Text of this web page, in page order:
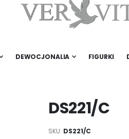
DEWOCJONALIA FIGURKI
DS221/C
SKU DS221/C